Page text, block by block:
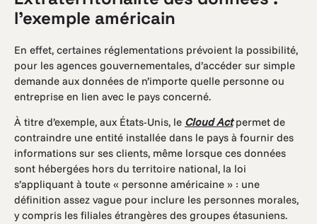
l’exemple américain
En effet, certaines réglementations prévoient la possibilité,
pour les agences gouvernementales, d’accéder sur simple
demande aux données de n’importe quelle personne ou
entreprise en lien avec le pays concerné.
À titre d’exemple, aux États-Unis, le Cloud Actpermet de
contraindre une entité installée dans le pays à fournir des
informations sur ses clients, même lorsque ces données
sont hébergées hors du territoire national, la loi
s’appliquant à toute « personne américaine » : une
définition assez vague pour inclure les personnes morales,
y compris les filiales étrangères des groupes étasuniens.